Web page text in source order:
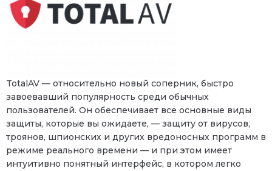
TotalAV — относительно новый соперник, быстро
завоевавший популярность среди обычных
пользователей. Он обеспечивает все основные виды
защиты, которые вы ожидаете, — защиту от вирусов,
троянов, шпионских и других вредоносных программ в
режиме реального времени — и при этом имеет
интуитивно понятный интерфейс, в котором легко